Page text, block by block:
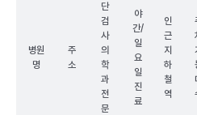
병원
명
주
소
단
검
사
의
학
과
전
문
야
간/
일
요
일
진
료
인
근
지
하
철
역